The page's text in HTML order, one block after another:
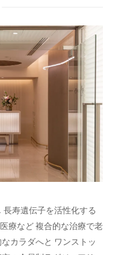
寿遺伝子を活性化する
療など 複合的な治療で老
カラダへと ワンストッ